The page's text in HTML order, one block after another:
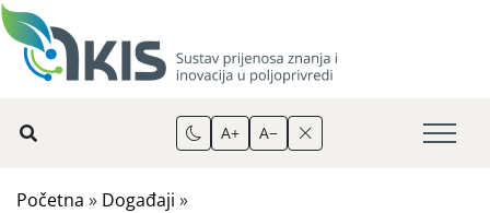
A+ A−
Početna » Događaji »